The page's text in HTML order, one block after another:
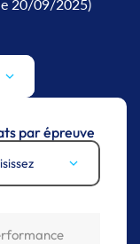
20/09/2025)
par épreuve